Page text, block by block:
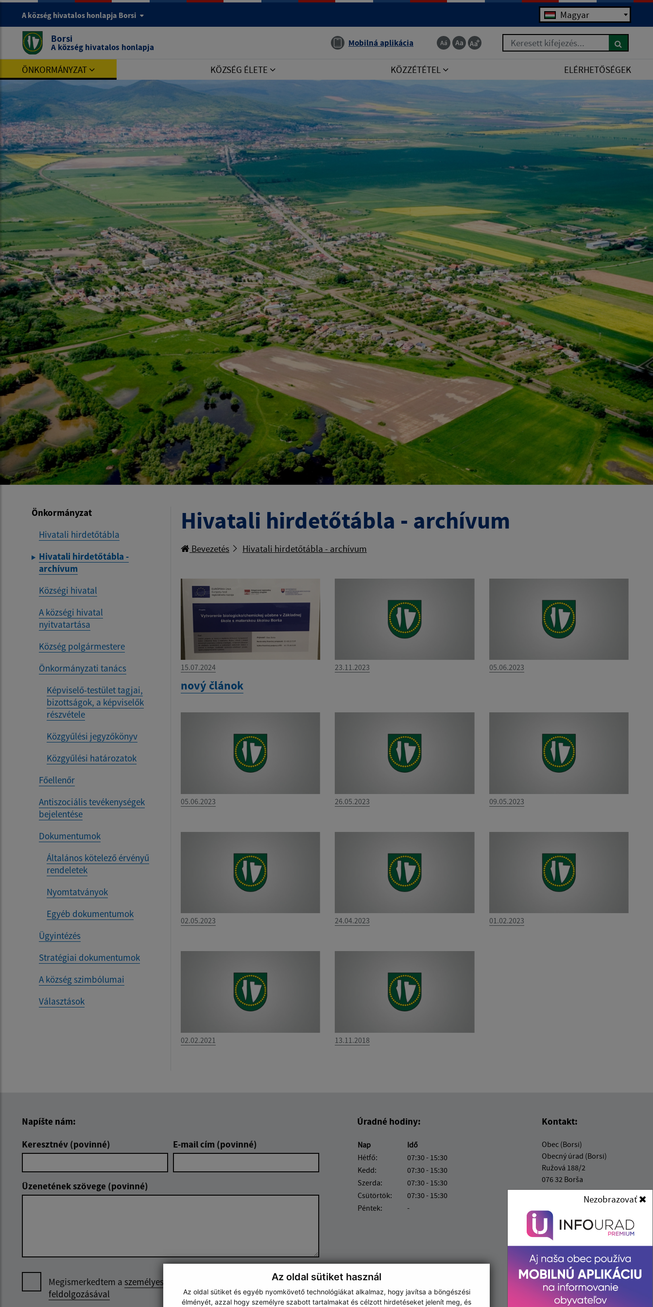
Az oldal sütiket használ
Az oldal sütiket és egyéb nyomkövető technológiákat alkalmaz, hogy javítsa a böngészési
élményét, azzal hogy személyre szabott tartalmakat és célzott hirdetéseket jelenít meg, és
A község hivatalos honlapja Borsi Magyar
Borsi
A község hivatalos honlapja Mobilná aplikácia Keresett kifejezés...
ÖNKORMÁNYZAT KÖZSÉG ÉLETE KÖZZÉTÉTEL ELÉRHETŐSÉGEK
Önkormányzat
Hivatali hirdetőtábla
Hivatali hirdetőtábla -
archívum
Községi hivatal
A községi hivatal
nyitvatartása
Község polgármestere
Önkormányzati tanács
Képviselő-testület tagjai,
bizottságok, a képviselők
részvétele
Közgyűlési jegyzőkönyv
Közgyűlési határozatok
Főellenőr
Antiszociális tevékenységek
bejelentése
Dokumentumok
Általános kötelező érvényű
rendeletek
Nyomtatványok
Egyéb dokumentumok
Ügyintézés
Stratégiai dokumentumok
A község szimbólumai
Választások
Hivatali hirdetőtábla - archívum
Bevezetés Hivatali hirdetőtábla - archívum
15.07.2024
nový článok
23.11.2023 05.06.2023
05.06.2023 26.05.2023 09.05.2023
02.05.2023 24.04.2023 01.02.2023
02.02.2021 13.11.2018
Napíšte nám:
Keresztnév (povinné)
E-mail cím (povinné)
Üzenetének szövege (povinné)
Megismerkedtem a személyes adatok
feldolgozásával
Google reCaptcha Response
Üzenet küldése
Úradné hodiny:
Nap
Idő
Hétfő:
07:30 - 15:30
Kedd:
07:30 - 15:30
Szerda:
07:30 - 15:30
Csütörtök:
07:30 - 15:30
Péntek:
-
Kontakt:
Obec (Borsi)
Obecný úrad (Borsi)
Ružová 188/2
076 32 Borša
obecborsa@bodnet.sk
+421 56 679 22 13
IČO: 00331341
Nezobrazovať